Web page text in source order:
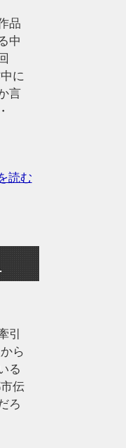
品
中
に
言
読む
引
ら
る
伝
ろ